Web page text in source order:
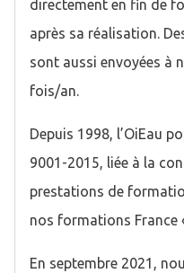
directement en fin de
après sa réalisation.
sont aussi envoyées à
fois/an.
Depuis 1998, l’OiEau
9001-2015, liée à la
prestations de
nos formations France
En septembre 2021,